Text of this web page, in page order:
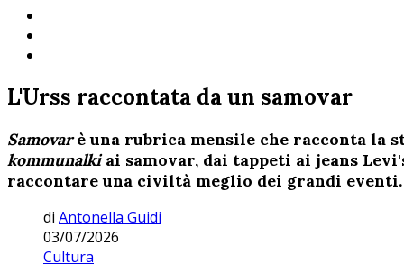
L'Urss raccontata da un samovar
Samovarè una rubrica mensile che racconta la
kommunalkiai samovar, dai tappeti ai jeans
raccontare una civiltà meglio dei grandi eventi.
di Antonella Guidi
03/07/2026
Cultura